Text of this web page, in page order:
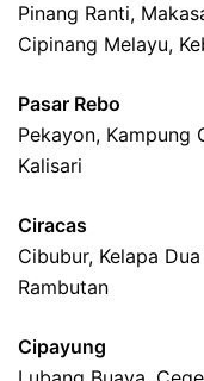
Pinang Ranti,
Cipinang Melayu,
Pasar Rebo
Pekayon, Kampung
Kalisari
Ciracas
Cibubur, Kelapa
Rambutan
Cipayung